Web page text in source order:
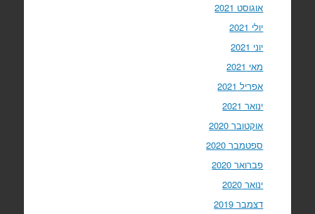
אוגוסט 2021
יולי 2021
יוני 2021
מאי 2021
אפריל 2021
ינואר 2021
אוקטובר 2020
ספטמבר 2020
פברואר 2020
ינואר 2020
דצמבר 2019